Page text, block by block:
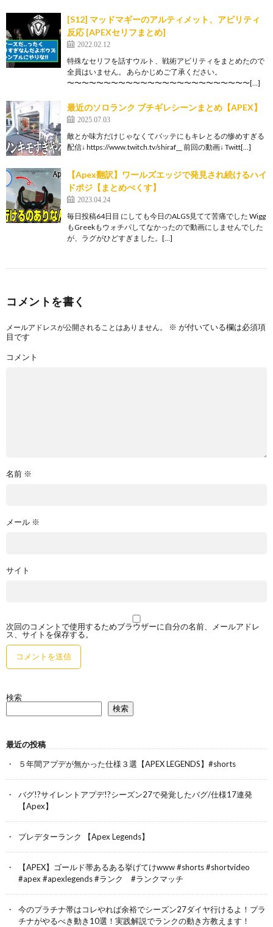
[S12] マッドマギーのアルティメット、アビリティ
反応 [APEXセリフまとめ]
2022.02.12
特殊なセリフを話すウルト、戦術アビリティをまとめたので
全員はいません。 あらかじめご了承ください。
〜〜〜〜〜〜〜〜〜〜〜〜〜〜〜〜〜〜〜〜〜〜〜〜〜[…]
最近のソロランク ブチギレシーンまとめ【APEX】
2025.07.03
敵とか味方だけじゃなくてバッテにもキレとるの惨めすぎる
配信↓ https://www.twitch.tv/shiraf__ 前回の動画↓ Twitt[…]
【Apex翻訳】ワールズエッジで発見され続けるハイ
ドポジ【まとめぺくす】
2023.04.24
毎日投稿64日目 にしても今日のALGS見てて苦痛でした Wigg
もGreekもウォチパしてなかったので動画にしませんでした
が、ラグがひどすぎました。[…]
コメントを書く
メールアドレスが公開されることはありません。 ※ が付いている欄は必須項
目です
コメント
名前 ※
メール ※
サイト
次回のコメントで使用するためブラウザーに自分の名前、メールアドレ
ス、サイトを保存する。
検索
検索
最近の投稿
５年間アプデが無かった仕様３選【APEX LEGENDS】#shorts
バグ!?サイレントアプデ!?シーズン27で発覚したバグ/仕様17連発
【Apex】
プレデターランク 【Apex Legends】
【APEX】ゴールド帯あるある挙げてけwww #shorts #shortvideo
#apex #apexlegends #ランク #ランクマッチ
今のプラチナ帯はコレやれば余裕でシーズン27ダイヤ行けるよ！プラ
チナがやるべき動き10選！実践解説でランクの動き方教えます！